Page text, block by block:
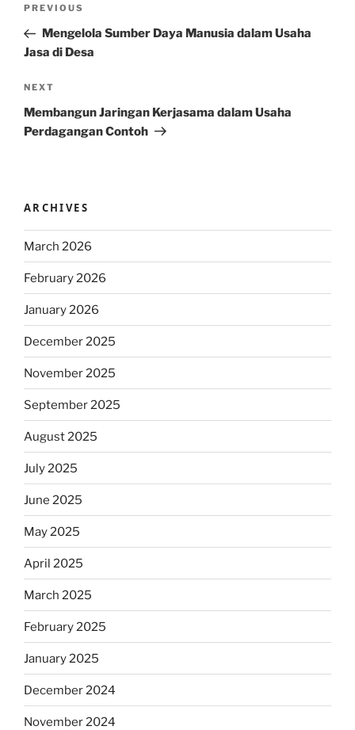
Previous
Post
PREVIOUS
Mengelola Sumber Daya Manusia dalam Usaha
Jasa di Desa
Next
Post
NEXT
Membangun Jaringan Kerjasama dalam Usaha
Perdagangan Contoh
ARCHIVES
March 2026
February 2026
January 2026
December 2025
November 2025
September 2025
August 2025
July 2025
June 2025
May 2025
April 2025
March 2025
February 2025
January 2025
December 2024
November 2024